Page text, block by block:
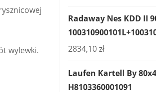
wylewki.
Radaway Nes KDD II
2834,10zł
Laufen Kartell By
H8103360001091